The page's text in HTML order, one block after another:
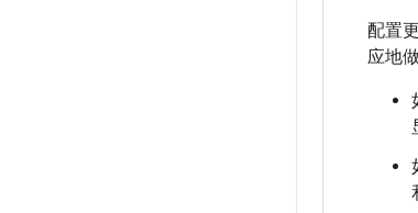
配置
应地